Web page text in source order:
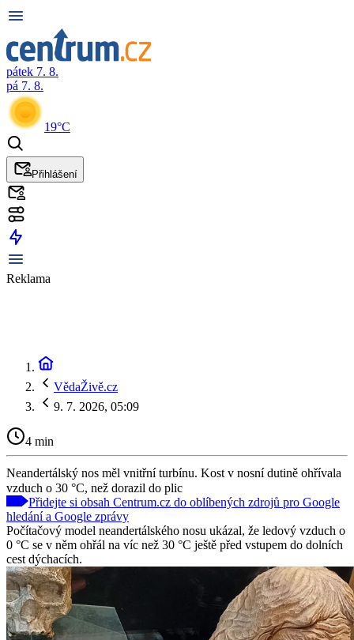
pátek 7. 8.
pá 7. 8.
19°C
Přihlášení
Reklama
VědaŽivě.cz
9. 7. 2026, 05:09
4 min
Neandertálský nos měl vnitřní turbínu. Kost v nosní dutině ohřívala
vzduch o 30 °C, než dorazil do plic
Přidejte si obsah Centrum.cz do oblíbených zdrojů pro Google
hledání a Google zprávy
Počítačový model neandertálského nosu ukázal, že ledový vzduch o
0 °C se v něm ohřál na víc než 30 °C ještě před vstupem do dolních
cest dýchacích.